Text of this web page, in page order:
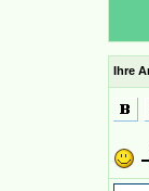
Ihre